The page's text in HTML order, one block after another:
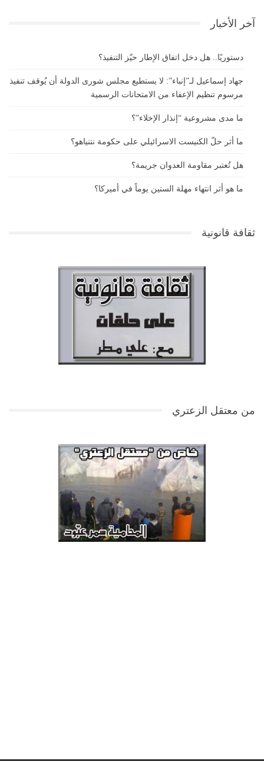
آخر الأخبار
دستوريًا.. هل دخل اتفاق الإطار حيّز التنفيذ؟
جهاد إسماعيل لـ”إنباء”: لا يستطيع مجلس شورى الدولة أن يُوقف تنفيذ
مرسوم تنظيم الإعفاء من الامتحانات الرسمية
ما مدى مشروعية “إنذار الإخلاء”؟
ما أثر حلّ الكنيست الاسرائيلي على حكومة نتنياهو؟
هل تُعتبر مقاومة العدوان جريمة؟
ما هو أثر انتهاء مهلة الستين يوماً في أميركا؟
ثقافة قانونية
من معتقل الزعتري